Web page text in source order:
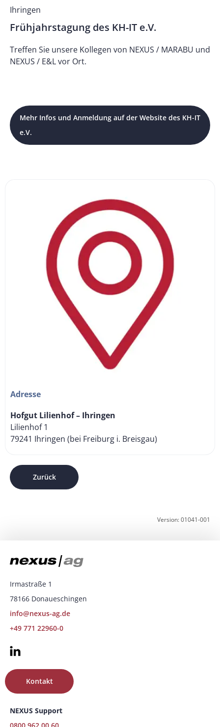
Ihringen
Frühjahrstagung des KH-IT e.V.
Treffen Sie unsere Kollegen von NEXUS / MARABU und
NEXUS / E&L vor Ort.
Mehr Infos und Anmeldung auf der Website des KH-IT
e.V.
Adresse
Hofgut Lilienhof – Ihringen
Lilienhof 1
79241 Ihringen (bei Freiburg i. Breisgau)
Zurück
Version: 01041-001
Irmastraße 1
78166 Donaueschingen
info@nexus-ag.de
+49 771 22960-0
NEXUS Support
Kontakt